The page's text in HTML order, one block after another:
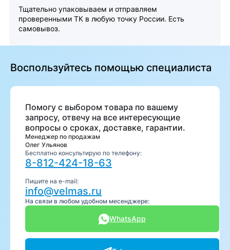
Тщательно упаковываем и отправляем
проверенными ТК в любую точку России. Есть
самовывоз.
Воспользуйтесь помощью специалиста
Помогу с выбором товара по вашему
запросу, отвечу на все интересующие
вопросы о сроках, доставке, гарантии.
Менеджер по продажам
Олег Ульянов
Бесплатно консультирую по телефону:
8-812-424-18-63
Пишите на e-mail:
info@velmas.ru
На связи в любом удобном месенджере:
WhatsApp